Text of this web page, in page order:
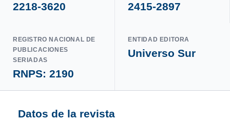
2218-3620 2415-2897
REGISTRO NACIONAL DE
PUBLICACIONES
SERIADAS
RNPS: 2190
ENTIDAD EDITORA
Universo Sur
Datos de la revista